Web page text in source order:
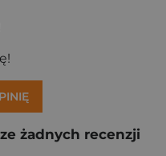
żadnych recenzji